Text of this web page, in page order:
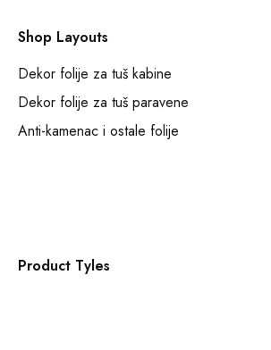
Shop Layouts
Dekor folije za tuš kabine
Dekor folije za tuš paravene
Anti-kamenac i ostale folije
Product Tyles